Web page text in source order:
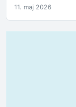
11. maj 2026